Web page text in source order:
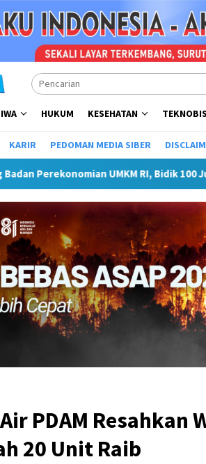
HUKUM KESEHATAN TEKNOBIS
KARIR PEDOMAN MEDIA SIBER
RI, Bidik 100 Juta Pelaku Usaha
PDAM Resahkan
20 Unit Raib